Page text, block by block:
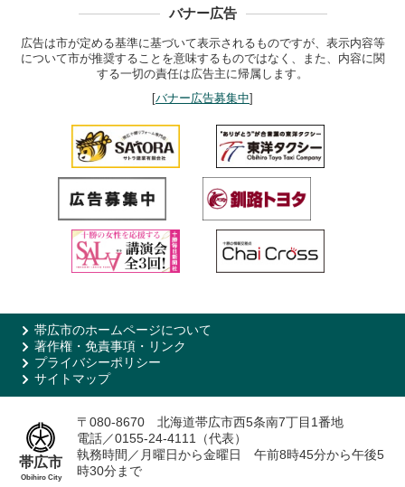
バナー広告
広告は市が定める基準に基づいて表示されるものですが、表示内容等
について市が推奨することを意味するものではなく、また、内容に関
する一切の責任は広告主に帰属します。
[バナー広告募集中]
帯広市のホームページについて
著作権・免責事項・リンク
プライバシーポリシー
サイトマップ
帯広市
Obihiro City
〒080-8670 北海道帯広市西5条南7丁目1番地
電話／0155-24-4111（代表）
執務時間／月曜日から金曜日 午前8時45分から午後5
時30分まで